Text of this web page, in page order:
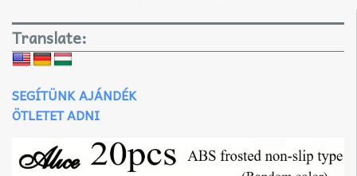
Translate:
SEGÍTÜNK AJÁNDÉK
ÖTLETET ADNI